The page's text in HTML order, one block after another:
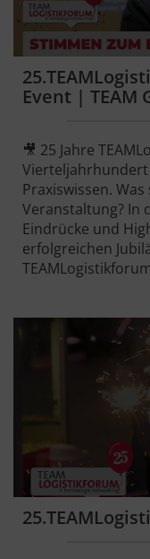
Event | TEAM
🎥 25 Jahre
Praxiswissen.
Veranstaltung? In
Eindrücke und
erfolgreichen